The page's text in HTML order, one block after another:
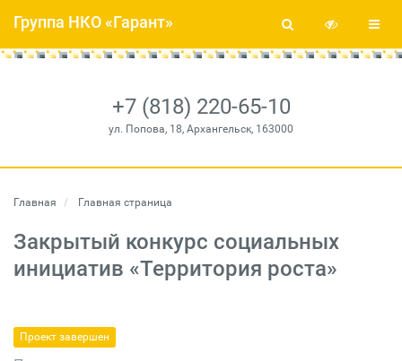
+7 (818) 220-65-10
ул. Попова, 18, Архангельск, 163000
Группа НКО «Гарант»
Главная Главная страница
Закрытый конкурс социальных
инициатив «Территория роста»
Проект завершен